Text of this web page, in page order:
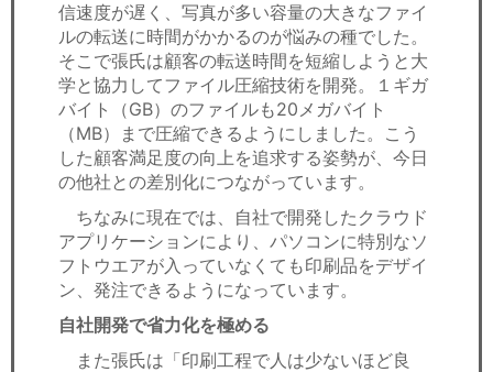
信速度が遅く、写真が多い容量の大きなファイ
ルの転送に時間がかかるのが悩みの種でした。
そこで張氏は顧客の転送時間を短縮しようと大
学と協力してファイル圧縮技術を開発。１ギガ
バイト（GB）のファイルも20メガバイト
（MB）まで圧縮できるようにしました。こう
した顧客満足度の向上を追求する姿勢が、今日
の他社との差別化につながっています。
ちなみに現在では、自社で開発したクラウド
アプリケーションにより、パソコンに特別なソ
フトウエアが入っていなくても印刷品をデザイ
ン、発注できるようになっています。
自社開発で省力化を極める
また張氏は「印刷工程で人は少ないほど良